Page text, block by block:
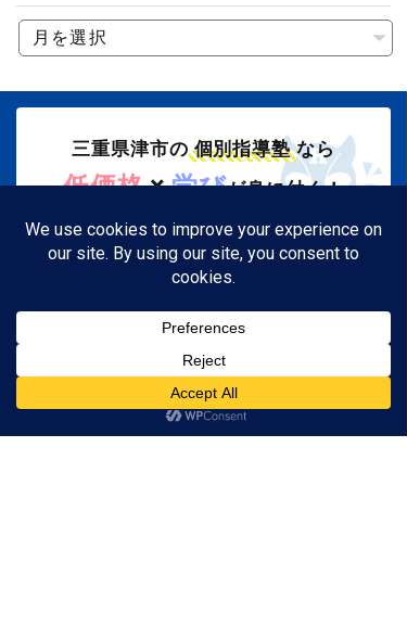
三重県津市の 個別指導塾 なら
低価格×学びが身に付く！
059-261-8130
営業時間 / 16:00～22:00
資料請求